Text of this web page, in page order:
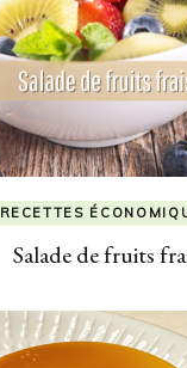
RECETTES
Salade de fruits